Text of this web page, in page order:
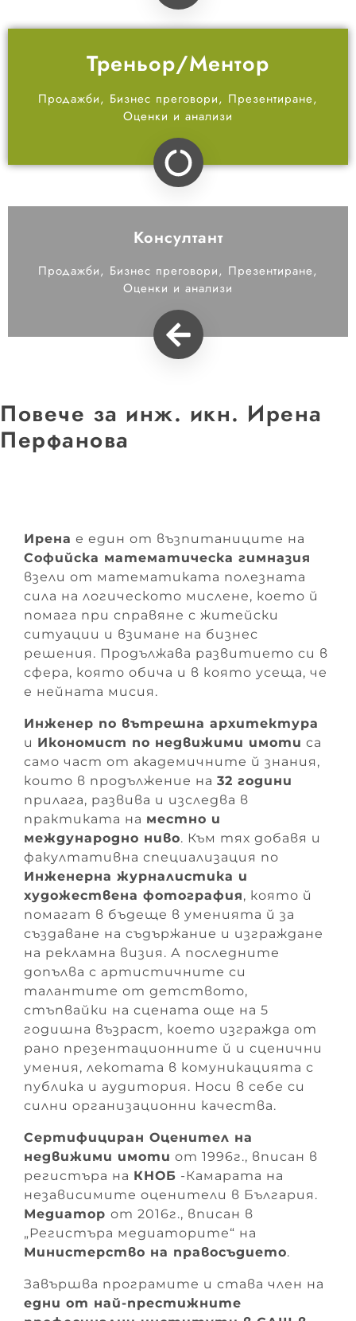
Треньор/Ментор
Продажби, Бизнес преговори, Презентиране,
Оценки и анализи
Консултант
Продажби, Бизнес преговори, Презентиране,
Оценки и анализи
Повече за инж. икн. Ирена
Перфанова
Ирена е един от възпитаниците на
Софийска математическа гимназия
взели от математиката полезната
сила на логическото мислене, което й
помага при справяне с житейски
ситуации и взимане на бизнес
решения. Продължава развитието си в
сфера, която обича и в която усеща, че
е нейната мисия.
Инженер по вътрешна архитектура
и Икономист по недвижими имоти са
само част от академичните й знания,
които в продължение на 32 години
прилага, развива и изследва в
практиката на местно и
международно ниво. Към тях добавя и
факултативна специализация по
Инженерна журналистика и
художествена фотография, която й
помагат в бъдеще в уменията й за
създаване на съдържание и изграждане
на рекламна визия. А последните
допълва с артистичните си
талантите от детството,
стъпвайки на сцената още на 5
годишна възраст, което изгражда от
рано презентационните й и сценични
умения, лекотата в комуникацията с
публика и аудитория. Носи в себе си
силни организационни качества.
Сертифициран Оценител на
недвижими имоти от 1996г., вписан в
регистъра на КНОБ -Камарата на
независимите оценители в България.
Медиатор от 2016г., вписан в
„Регистъра медиаторите“ на
Министерство на правосъдието.
Завършва програмите и става член на
едни от най-престижните